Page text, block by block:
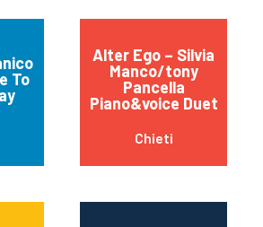
To
Alter Ego – Silvia
Manco/tony
Pancella
Piano&voice Duet
Chieti